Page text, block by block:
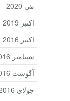
می 2020
اکتبر 2019
اکتبر 2016
سپتامبر 2016
آگوست 2016
جولای 2016